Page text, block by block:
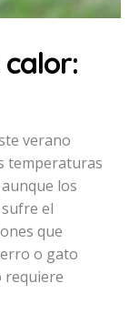
verano
temperaturas
los
el
que
o gato
requiere